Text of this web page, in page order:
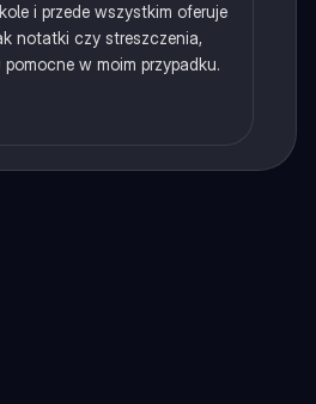
i przede wszystkim oferuje
notatki czy streszczenia,
w moim przypadku.